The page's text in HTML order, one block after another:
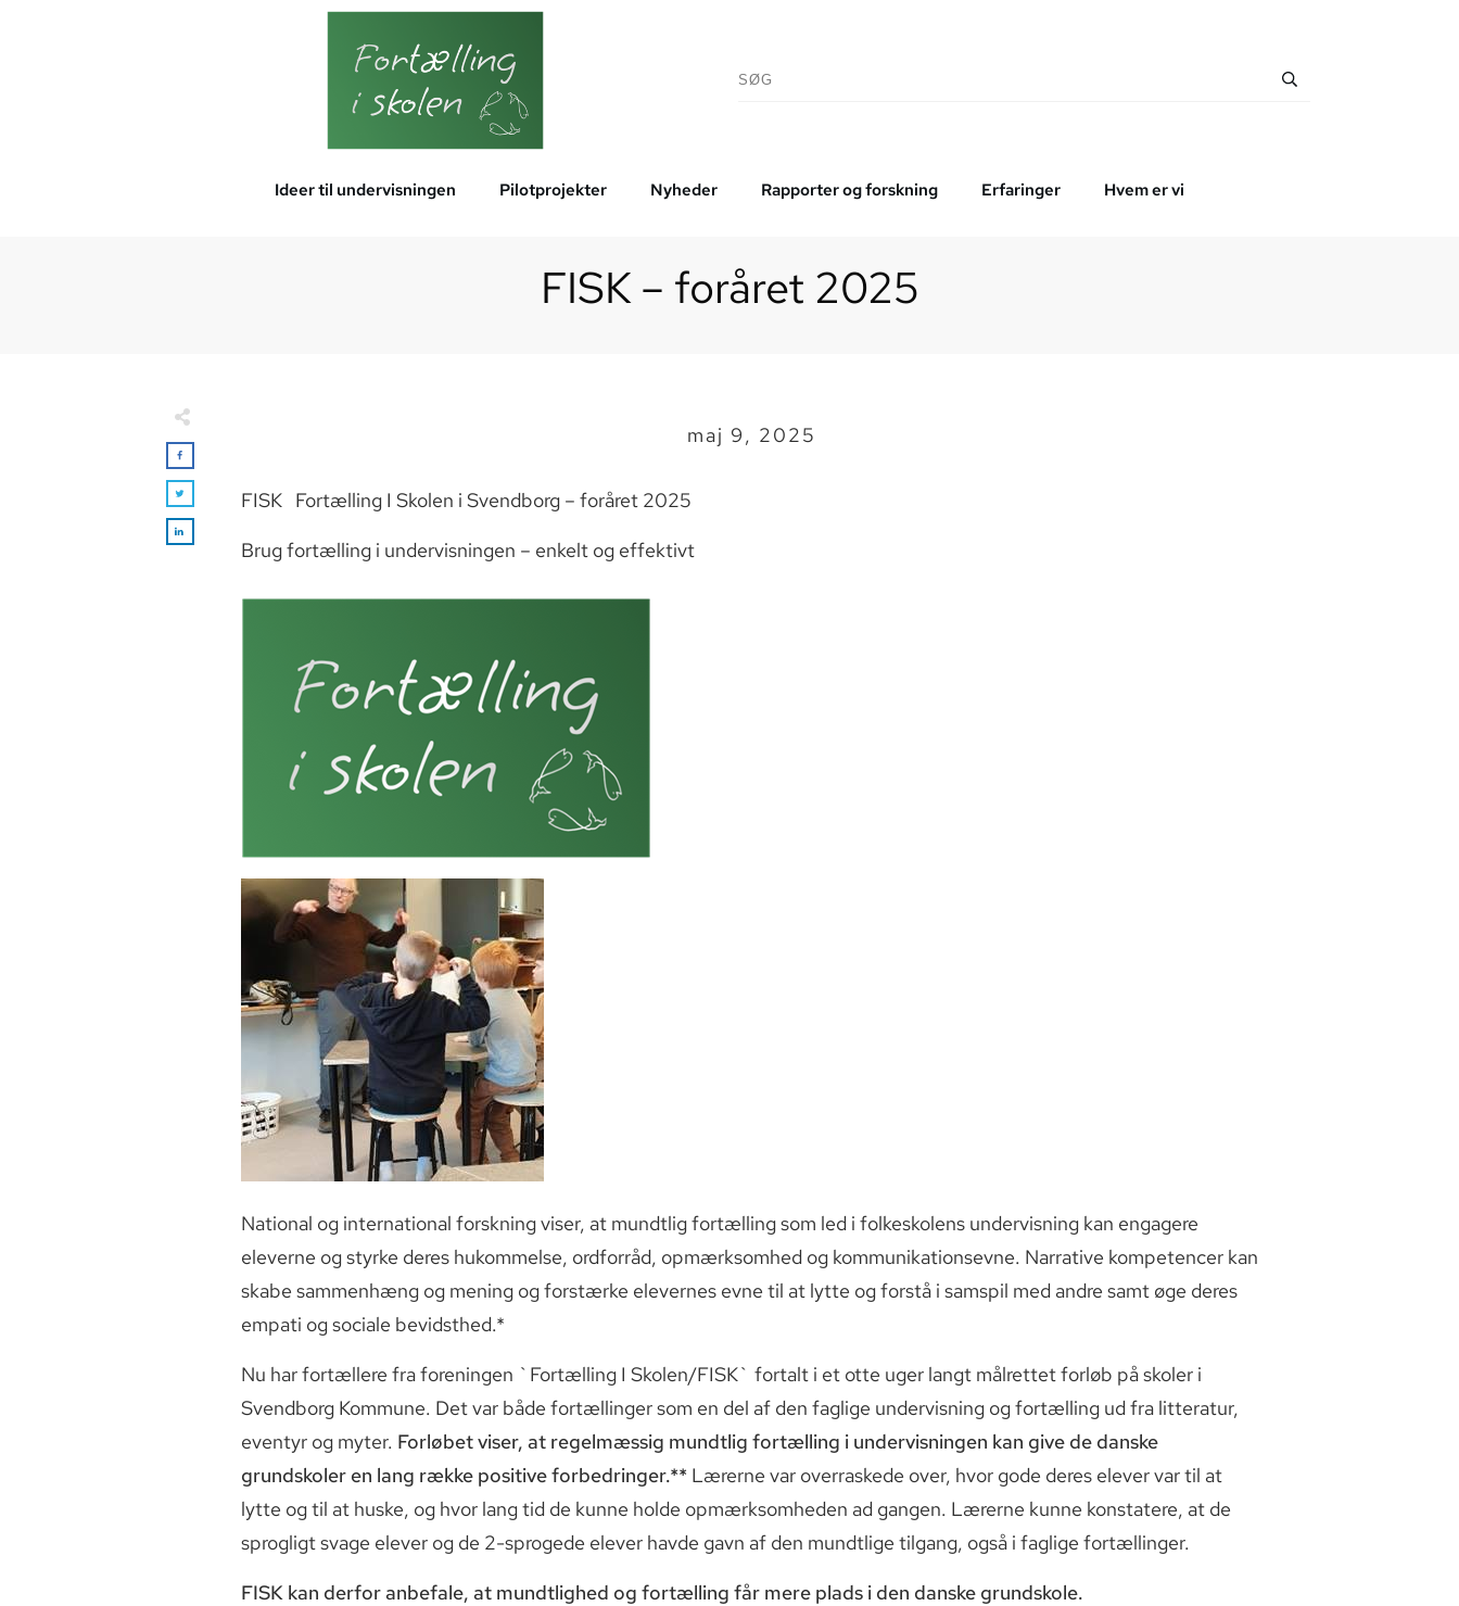
Ideer til undervisningen Pilotprojekter Nyheder Rapporter og forskning Erfaringer Hvem er vi
FISK – foråret 2025
maj 9, 2025
FISK Fortælling I Skolen i Svendborg – foråret 2025
Brug fortælling i undervisningen – enkelt og effektivt
National og international forskning viser, at mundtlig fortælling som led i folkeskolens undervisning kan engagere
eleverne og styrke deres hukommelse, ordforråd, opmærksomhed og kommunikationsevne. Narrative kompetencer kan
skabe sammenhæng og mening og forstærke elevernes evne til at lytte og forstå i samspil med andre samt øge deres
empati og sociale bevidsthed.*
Nu har fortællere fra foreningen `Fortælling I Skolen/FISK` fortalt i et otte uger langt målrettet forløb på skoler i
Svendborg Kommune. Det var både fortællinger som en del af den faglige undervisning og fortælling ud fra litteratur,
eventyr og myter. Forløbet viser, at regelmæssig mundtlig fortælling i undervisningen kan give de danske
grundskoler en lang række positive forbedringer.** Lærerne var overraskede over, hvor gode deres elever var til at
lytte og til at huske, og hvor lang tid de kunne holde opmærksomheden ad gangen. Lærerne kunne konstatere, at de
sprogligt svage elever og de 2-sprogede elever havde gavn af den mundtlige tilgang, også i faglige fortællinger.
FISK kan derfor anbefale, at mundtlighed og fortælling får mere plads i den danske grundskole.